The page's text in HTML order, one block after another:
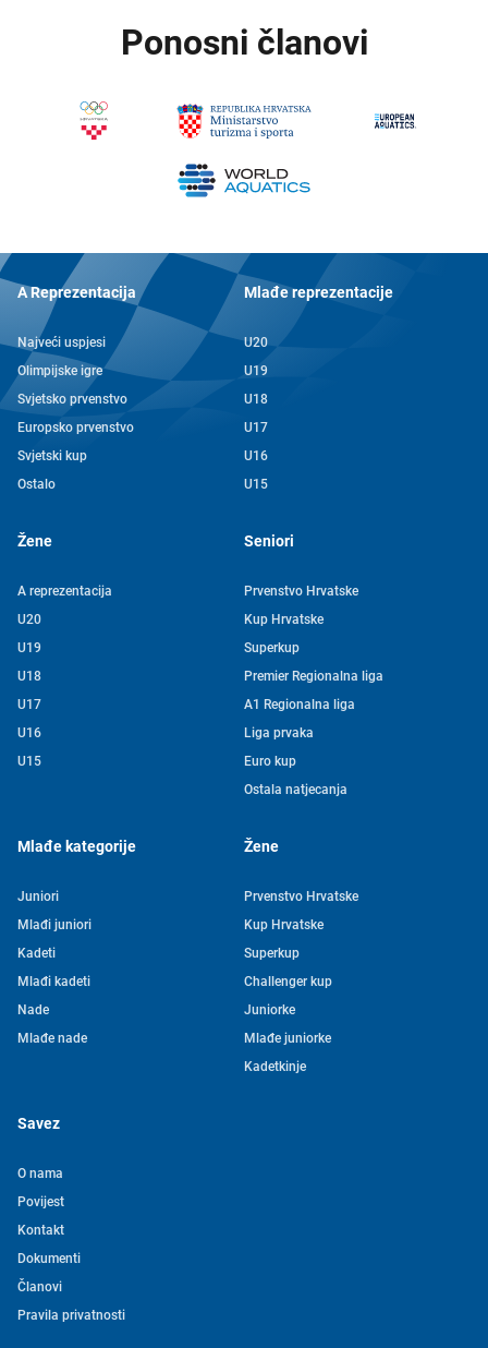
Ponosni članovi
A Reprezentacija
Najveći uspjesi
Olimpijske igre
Svjetsko prvenstvo
Europsko prvenstvo
Svjetski kup
Ostalo
Mlađe reprezentacije
U20
U19
U18
U17
U16
U15
Žene
A reprezentacija
U20
U19
U18
U17
U16
U15
Seniori
Prvenstvo Hrvatske
Kup Hrvatske
Superkup
Premier Regionalna liga
A1 Regionalna liga
Liga prvaka
Euro kup
Ostala natjecanja
Mlađe kategorije
Juniori
Mlađi juniori
Kadeti
Mlađi kadeti
Nade
Mlađe nade
Žene
Prvenstvo Hrvatske
Kup Hrvatske
Superkup
Challenger kup
Juniorke
Mlađe juniorke
Kadetkinje
Savez
O nama
Povijest
Kontakt
Dokumenti
Članovi
Pravila privatnosti